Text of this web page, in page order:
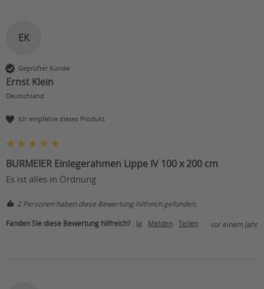
EK
Geprüfter Kunde
Ernst Klein
Deutschland
Ich empfehle dieses Produkt
BURMEIER Einlegerahmen Lippe IV 100 x 200 cm
Es ist alles in Ordnung
2 Personen haben diese Bewertung hilfreich gefunden.
Fanden Sie diese Bewertung hilfreich? Ja Melden Teilen vor einem Jahr